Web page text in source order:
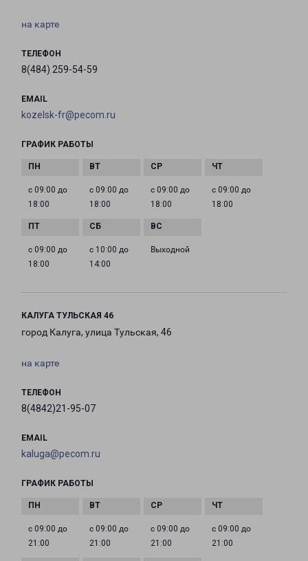
на карте
ТЕЛЕФОН
8(484) 259-54-59
EMAIL
kozelsk-fr@pecom.ru
ГРАФИК РАБОТЫ
с 09:00 до
18:00
с 09:00 до
18:00
с 09:00 до
18:00
с 09:00 до
18:00
с 09:00 до
18:00
с 10:00 до
14:00
Выходной
КАЛУГА ТУЛЬСКАЯ 46
город Калуга, улица Тульская, 46
на карте
ТЕЛЕФОН
8(4842)21-95-07
EMAIL
kaluga@pecom.ru
ГРАФИК РАБОТЫ
с 09:00 до
21:00
с 09:00 до
21:00
с 09:00 до
21:00
с 09:00 до
21:00